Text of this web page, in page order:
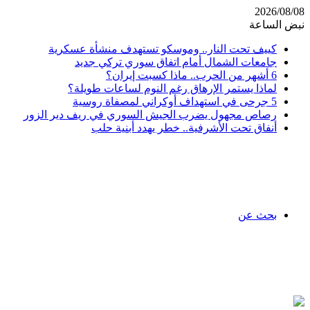
2026/08/08
نبض الساعة
كييف تحت النار.. وموسكو تستهدف منشأة عسكرية
جامعات الشمال أمام اتفاق سوري تركي جديد
6 أشهر من الحرب.. ماذا كسبت إيران؟
لماذا يستمر الإرهاق رغم النوم لساعات طويلة؟
5 جرحى في استهداف أوكراني لمصفاة روسية
رصاص مجهول يضرب الجيش السوري في ريف دير الزور
أنفاق تحت الأشرفية.. خطر يهدد أبنية حلب
بحث عن